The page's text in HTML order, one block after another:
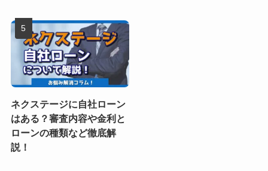
ネクステージに自社ローン
はある？審査内容や金利と
ローンの種類など徹底解
説！